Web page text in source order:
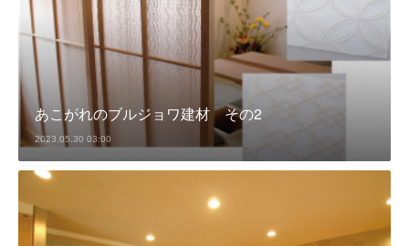
あこがれのブルジョワ建材 その2
2023.05.30 03:00